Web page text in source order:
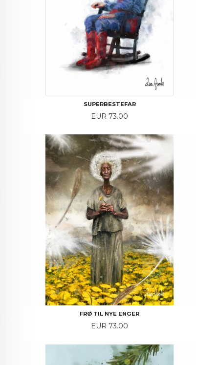
SUPERBESTEFAR
Price
EUR 73.00
FRØ TIL NYE ENGER
Price
EUR 73.00